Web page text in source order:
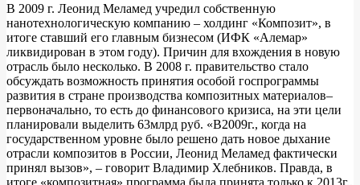
В 2009 г. Леонид Меламед учредил собственную
нанотехнологическую компанию – холдинг «Композит», в
итоге ставший его главным бизнесом (ИФК «Алемар»
ликвидирован в этом году). Причин для вхождения в новую
отрасль было несколько. В 2008 г. правительство стало
обсуждать возможность принятия особой госпрограммы
развития в стране производства композитных материалов–
первоначально, то есть до финансового кризиса, на эти цели
планировали выделить 63млрд руб. «В2009г., когда на
государственном уровне было решено дать новое дыхание
отрасли композитов в России, Леонид Меламед фактически
принял вызов», – говорит Владимир Хлебников. Правда, в
итоге «композитная» программа была принята только к 2013г.,